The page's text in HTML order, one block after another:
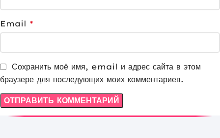
Email *
Сохранить моё имя, email и адрес сайта в этом
браузере для последующих моих комментариев.